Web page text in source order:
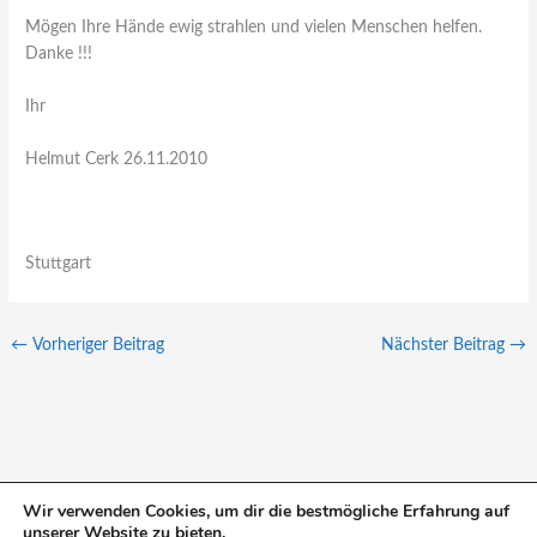
Mögen Ihre Hände ewig strahlen und vielen Menschen helfen.
Danke !!!
Ihr
Helmut Cerk 26.11.2010
Stuttgart
← Vorheriger Beitrag Nächster Beitrag →
Wir verwenden Cookies, um dir die bestmögliche Erfahrung auf